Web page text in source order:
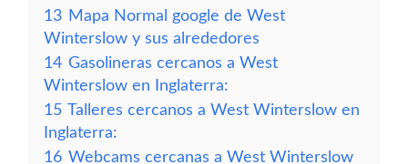
13 Mapa Normal google de West
Winterslow y sus alrededores
14 Gasolineras cercanos a West
Winterslow en Inglaterra:
15 Talleres cercanos a West Winterslow en
Inglaterra:
16 Webcams cercanas a West Winterslow